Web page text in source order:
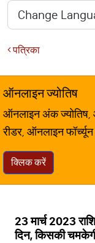
पत्रिका
ऑनलाइन ज्योतिष
ऑनलाइन अंक ज्योतिष,
रीडर, ऑनलाइन
क्लिक करें
23 मार्च 2023
दिन, किसकी